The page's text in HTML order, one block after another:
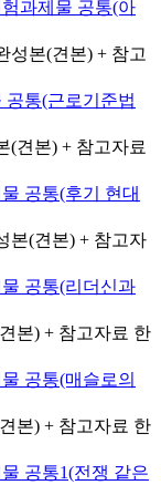
과제물 공통(아
성본(견본) + 참고
공통(근로기준법
(견본) + 참고자료
공통(후기 현대
본(견본) + 참고자
공통(리더신과
본) + 참고자료 한
공통(매슬로의
본) + 참고자료 한
공통1(전쟁 같은